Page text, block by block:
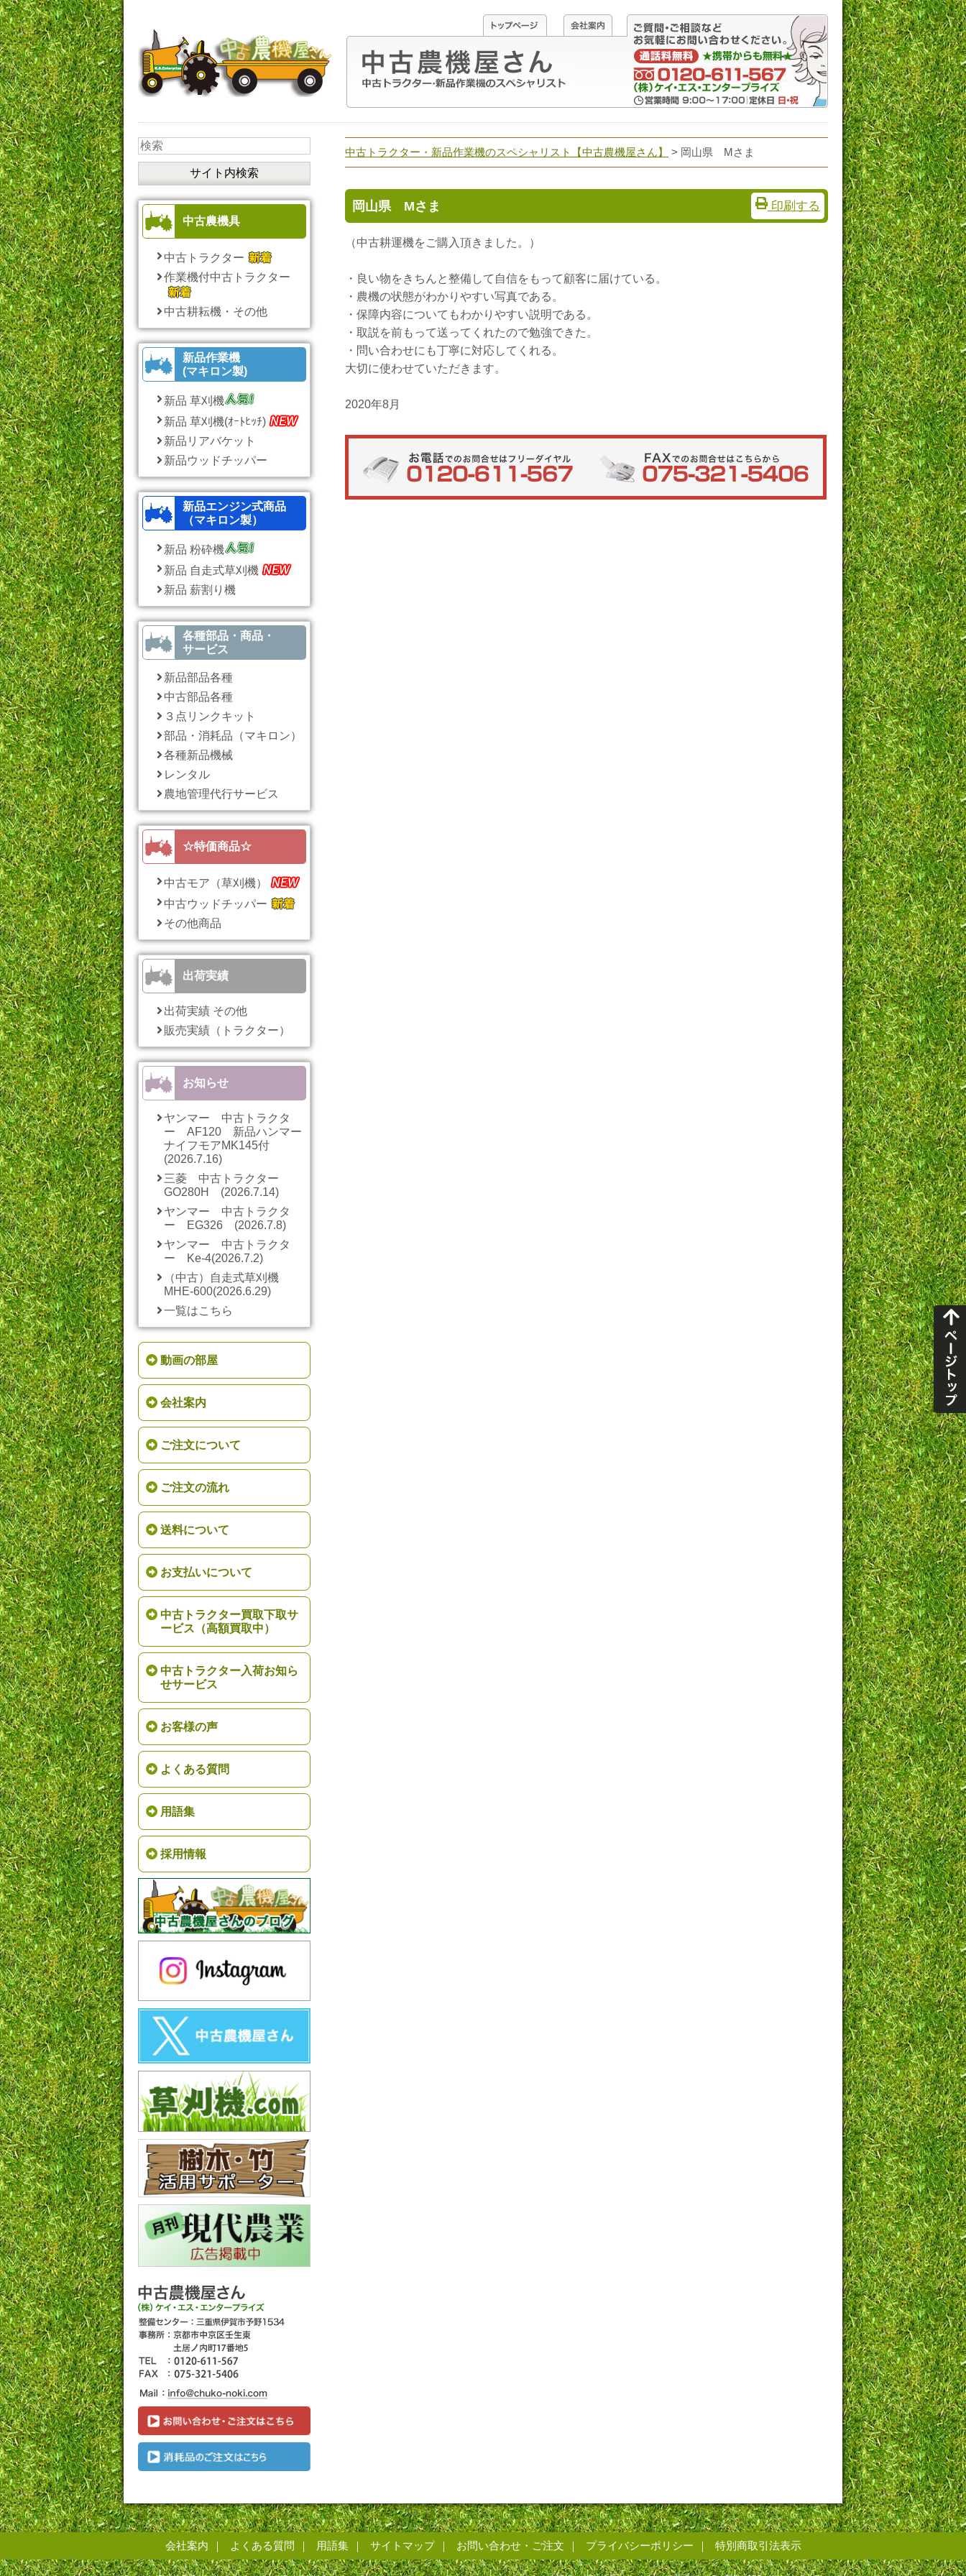
中古農機具
中古トラクター
作業機付中古トラクター
中古耕耘機・その他
新品作業機
(マキロン製)
新品 草刈機
新品 草刈機(ｵｰﾄﾋｯﾁ)
新品リアバケット
新品ウッドチッパー
新品エンジン式商品
（マキロン製）
新品 粉砕機
新品 自走式草刈機
新品 薪割り機
各種部品・商品・
サービス
新品部品各種
中古部品各種
３点リンクキット
部品・消耗品（マキロン）
各種新品機械
レンタル
農地管理代行サービス
☆特価商品☆
中古モア（草刈機）
中古ウッドチッパー
その他商品
出荷実績
出荷実績 その他
販売実績（トラクター）
お知らせ
ヤンマー 中古トラクタ
ー AF120 新品ハンマー
ナイフモアMK145付
(2026.7.16)
三菱 中古トラクター
GO280H (2026.7.14)
ヤンマー 中古トラクタ
ー EG326 (2026.7.8)
ヤンマー 中古トラクタ
ー Ke-4(2026.7.2)
（中古）自走式草刈機
MHE-600(2026.6.29)
一覧はこちら
動画の部屋
会社案内
ご注文について
ご注文の流れ
送料について
お支払いについて
中古トラクター買取下取サ
ービス（高額買取中）
中古トラクター入荷お知ら
せサービス
お客様の声
よくある質問
用語集
採用情報
中古トラクター・新品作業機のスペシャリスト【中古農機屋さん】 > 岡山県 Mさま
岡山県 Mさま 印刷する
（中古耕運機をご購入頂きました。）
・良い物をきちんと整備して自信をもって顧客に届けている。
・農機の状態がわかりやすい写真である。
・保障内容についてもわかりやすい説明である。
・取説を前もって送ってくれたので勉強できた。
・問い合わせにも丁寧に対応してくれる。
大切に使わせていただきます。
2020年8月
会社案内 よくある質問 用語集 サイトマップ お問い合わせ・ご注文 プライバシーポリシー 特別商取引法表示